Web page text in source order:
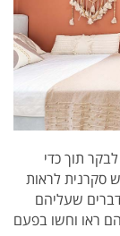
תוך כדי
סקרנית לראות
שעליהם
ראו וחשו בפעם